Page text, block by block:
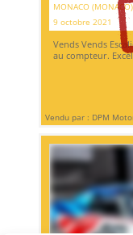
MONACO (MONACO)
9 octobre 2021
Vends Vends
au compteur.
Vendu par : DPM